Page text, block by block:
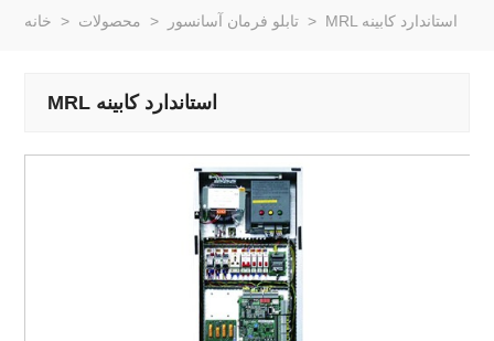
خانه > محصولات > تابلو فرمان آسانسور > MRL استاندارد کابینه
MRL استاندارد کابینه